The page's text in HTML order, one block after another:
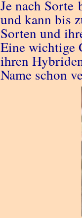
Je nach
und kann bis
Sorten und
Eine wichtige
ihren
Name schon